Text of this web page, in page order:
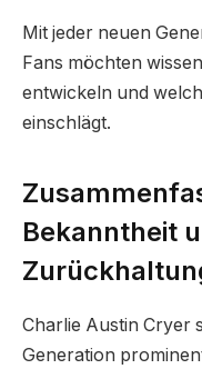
Mit jeder neuen
Fans möchten
entwickeln und
einschlägt.
Bekanntheit
Charlie Austin Cryer
Generation